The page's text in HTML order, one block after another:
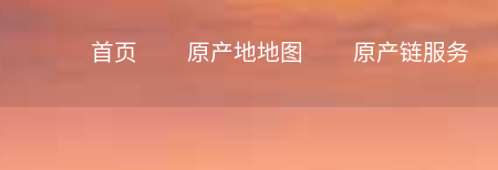
首页
原产地地图 原产链服务